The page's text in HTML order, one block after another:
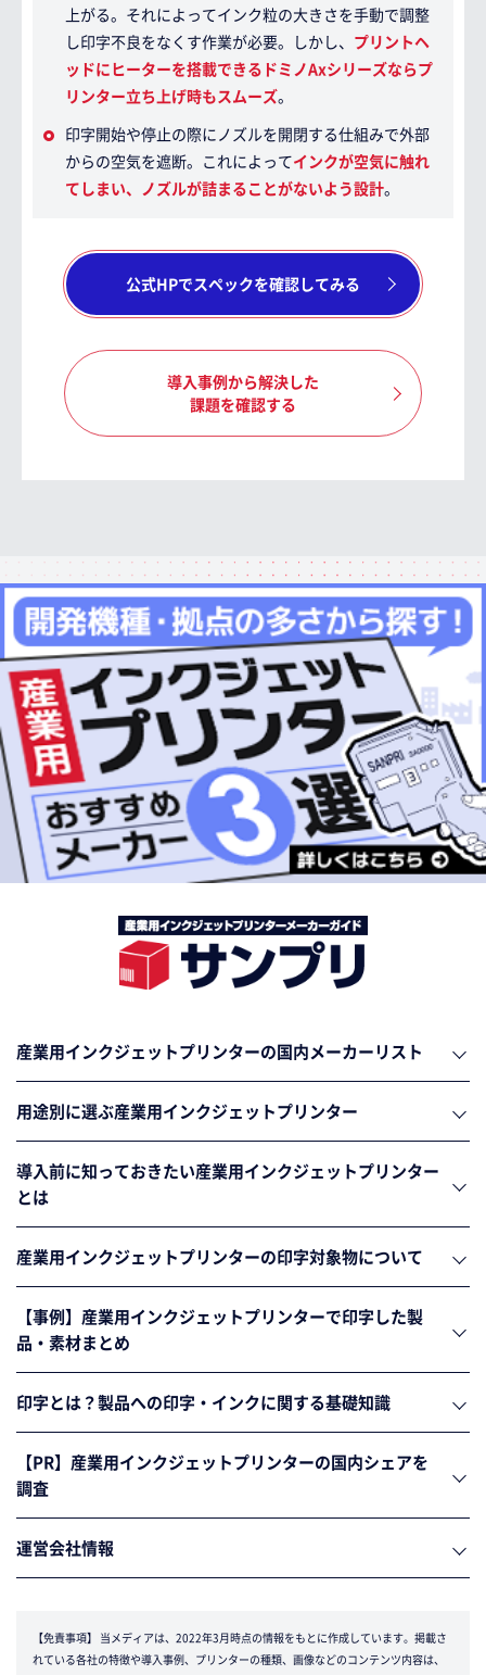
上がる。それによってインク粒の大きさを手動で調整
し印字不良をなくす作業が必要。しかし、 プリントヘ
ッドにヒーターを搭載できるドミノAxシリーズならプ
リンター立ち上げ時もスムーズ。
印字開始や停止の際にノズルを開閉する仕組みで外部
からの空気を遮断。これによってインクが空気に触れ
てしまい、ノズルが詰まることがないよう設計。
公式HPでスペックを確認してみる
導入事例から解決した
課題を確認する
産業用インクジェットプリンターの国内メーカーリスト
用途別に選ぶ産業用インクジェットプリンター
導入前に知っておきたい産業用インクジェットプリンター
とは
産業用インクジェットプリンターの印字対象物について
【事例】産業用インクジェットプリンターで印字した製
品・素材まとめ
印字とは？製品への印字・インクに関する基礎知識
【PR】産業用インクジェットプリンターの国内シェアを
調査
運営会社情報
【免責事項】 当メディアは、2022年3月時点の情報をもとに作成しています。掲載さ
れている各社の特徴や導入事例、プリンターの種類、画像などのコンテンツ内容は、